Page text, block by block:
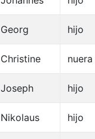
Georg hijo
Christine nuera
Joseph hijo
Nikolaus hijo